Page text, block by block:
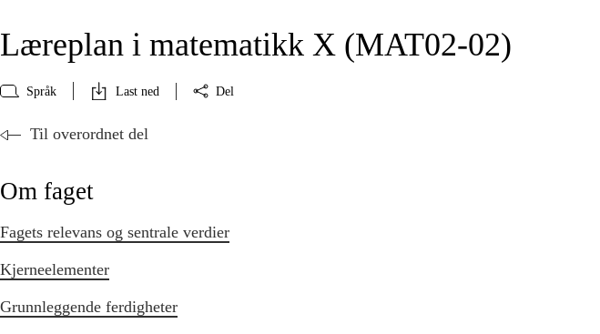
Læreplan i matematikk X (MAT02‑02)
Språk Last ned Del
Til overordnet del
Om faget
Fagets relevans og sentrale verdier
Kjerneelementer
Grunnleggende ferdigheter